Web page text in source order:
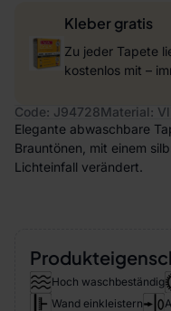
Kleber gratis
Zu jeder Tapete
kostenlos mit –
Code: J94728Material:
Elegante abwaschbare
Brauntönen, mit einem
Lichteinfall verändert.
Hoch waschbeständig
Wand einkleistern